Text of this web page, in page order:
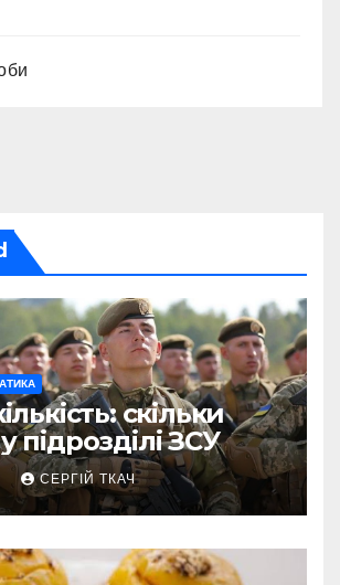
скільки
підрозділі ЗСУ
СЕРГІЙ ТКАЧ